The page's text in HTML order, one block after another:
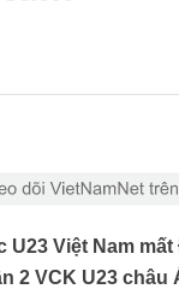
U23 Việt Nam
2 VCK U23 châu